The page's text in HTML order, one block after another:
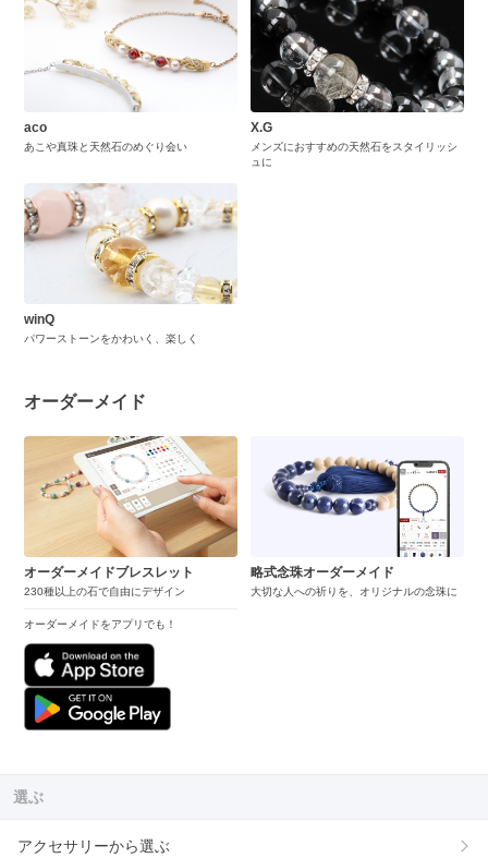
aco
あこや真珠と天然石のめぐり会い
X.G
メンズにおすすめの天然石をスタイリッシ
ュに
winQ
パワーストーンをかわいく、楽しく
オーダーメイド
オーダーメイドブレスレット
230種以上の石で自由にデザイン
オーダーメイドをアプリでも！
略式念珠オーダーメイド
大切な人への祈りを、オリジナルの念珠に
選ぶ
アクセサリーから選ぶ